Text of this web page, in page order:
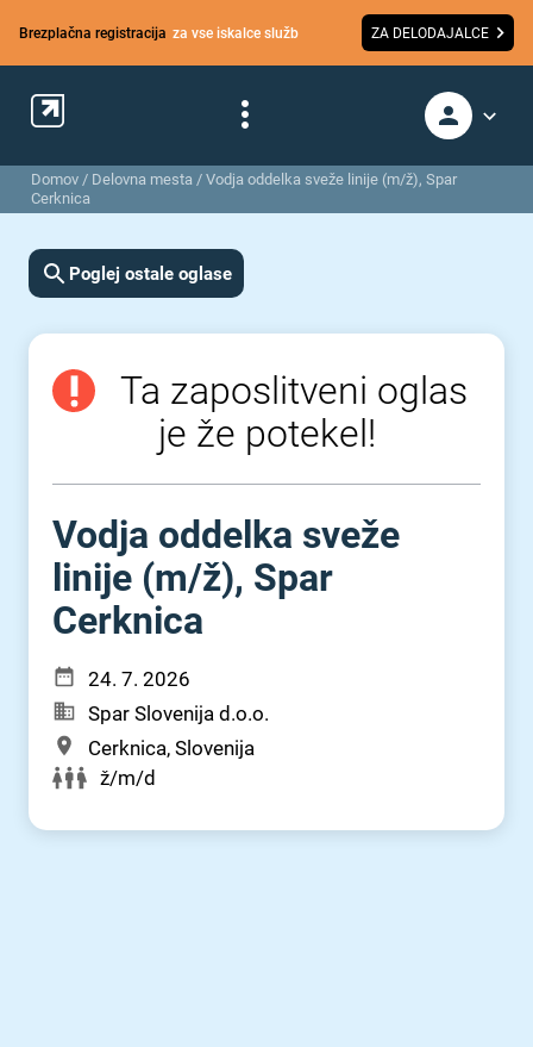
Brezplačna registracija za vse iskalce služb ZA DELODAJALCE
Domov / Delovna mesta / Vodja oddelka sveže linije (m/ž), Spar
Cerknica
Poglej ostale oglase
Ta zaposlitveni oglas
je že potekel!
Vodja oddelka sveže
linije (m⁠/⁠ž), Spar
Cerknica
24. 7. 2026
Spar Slovenija d.o.o.
Cerknica, Slovenija
ž/m/d